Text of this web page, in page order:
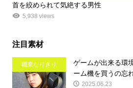
首を絞められて気絶する男性
5,938 views
注目素材
職業なりきり
ゲームが出来る環
ーム機を買うの忘
2025.06.23